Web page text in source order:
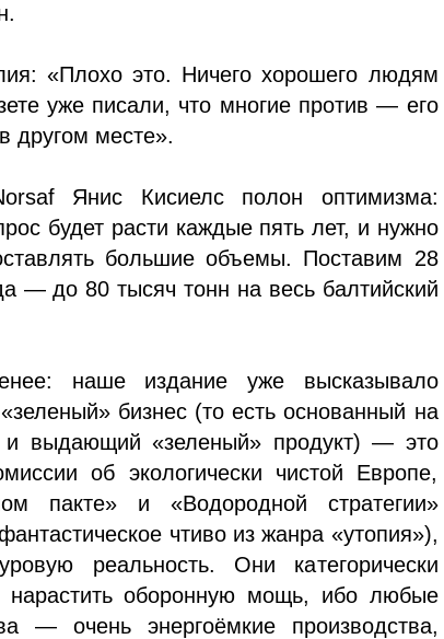
«Плохо это. Ничего хорошего людям
уже писали, что многие против — его
другом месте».
Янис Кисиелс полон оптимизма:
будет расти каждые пять лет, и нужно
большие объемы. Поставим 28
— до 80 тысяч тонн на весь балтийский
наше издание уже высказывало
бизнес (то есть основанный на
и выдающий «зеленый» продукт) — это
об экологически чистой Европе,
пакте» и «Водородной стратегии»
чтиво из жанра «утопия»),
реальность. Они категорически
оборонную мощь, ибо любые
— очень энергоёмкие производства,